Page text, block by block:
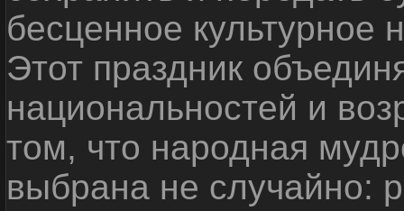
бесценное культурное
Этот праздник
национальностей и
том, что народная
выбрана не случайно: